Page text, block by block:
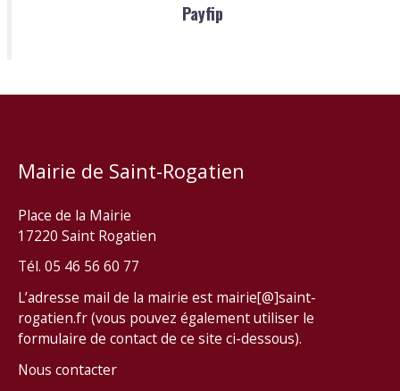
Payfip
Mairie de Saint-Rogatien
Place de la Mairie
17220 Saint Rogatien
Tél. 05 46 56 60 77
L’adresse mail de la mairie est mairie[@]saint-
rogatien.fr (vous pouvez également utiliser le
formulaire de contact de ce site ci-dessous).
Nous contacter